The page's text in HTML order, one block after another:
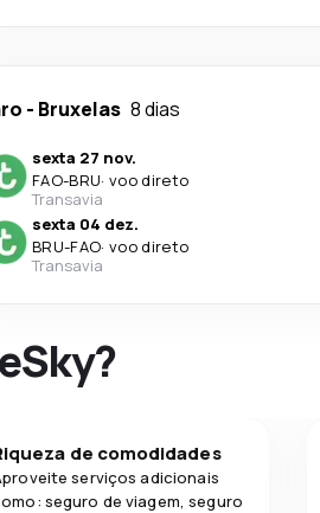
- Bruxelas 8 dias
sexta 27 nov.
FAO-BRU· voo direto
Transavia
sexta 04 dez.
BRU-FAO· voo direto
Transavia
de comodidades
serviços adicionais
seguro de viagem, seguro